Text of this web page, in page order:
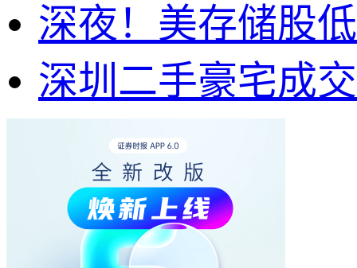
深夜！美存储股
深圳二手豪宅成